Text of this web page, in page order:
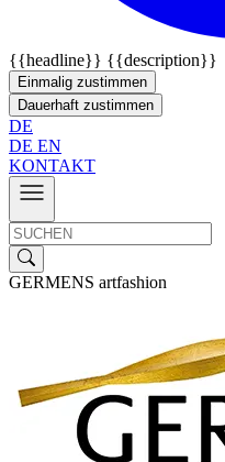
{{headline}} {{description}}
Einmalig zustimmen
Dauerhaft zustimmen
DE
DE EN
KONTAKT
GERMENS artfashion